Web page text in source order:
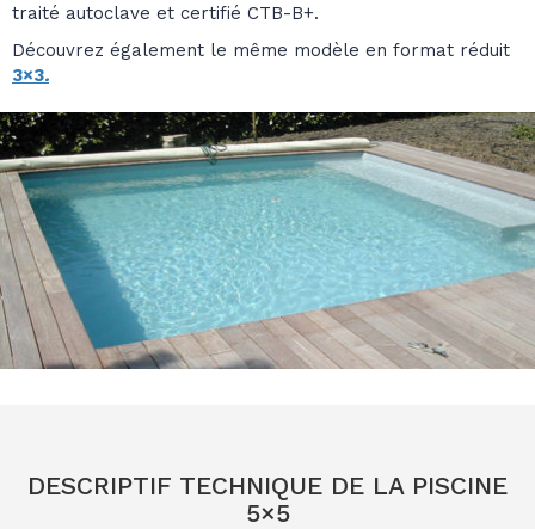
traité autoclave et certifié CTB-B+.
Découvrez également le même modèle en format réduit
3×3.
DESCRIPTIF TECHNIQUE DE LA PISCINE
5×5